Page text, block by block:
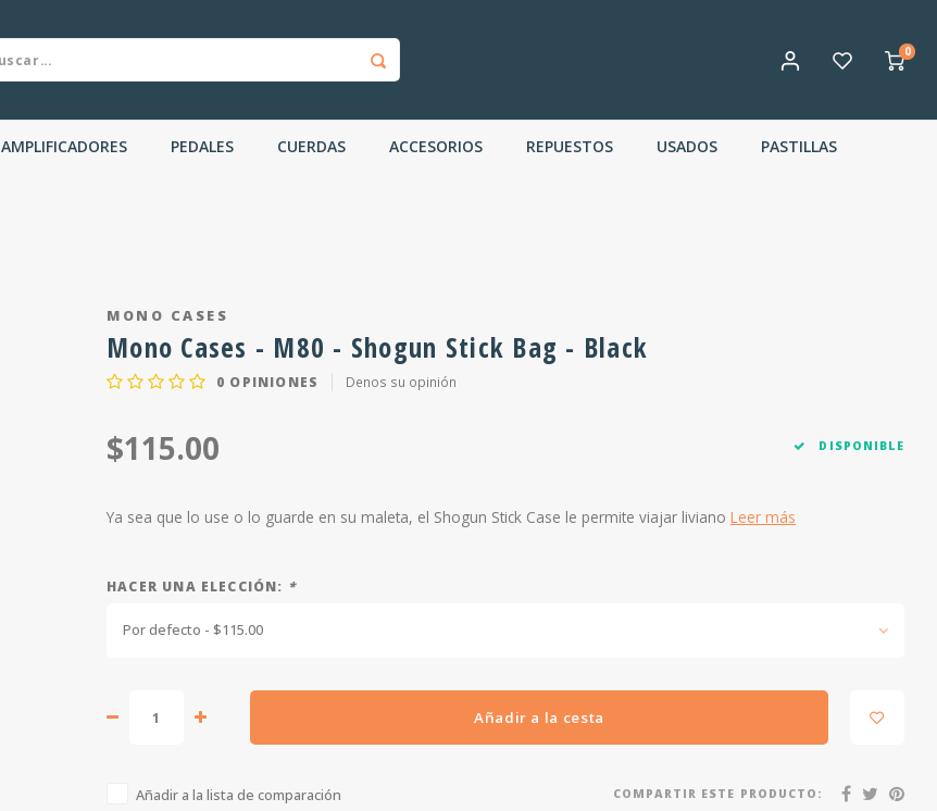
0
AMPLIFICADORES PEDALES CUERDAS ACCESORIOS REPUESTOS USADOS PASTILLAS
MONO CASES
Mono Cases - M80 - Shogun Stick Bag - Black
0 OPINIONES Denos su opinión
$115.00 DISPONIBLE
Ya sea que lo use o lo guarde en su maleta, el Shogun Stick Case le permite viajar liviano Leer más
HACER UNA ELECCIÓN: *
Por defecto - $115.00
Añadir a la cesta
Añadir a la lista de comparación COMPARTIR ESTE PRODUCTO: